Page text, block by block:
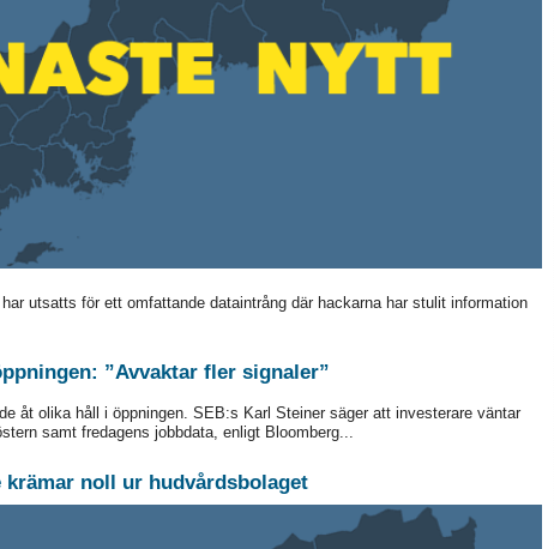
utsatts för ett omfattande dataintrång där hackarna har stulit information
”Avvaktar fler signaler”
åt olika håll i öppningen. SEB:s Karl Steiner säger att investerare väntar
samt fredagens jobbdata, enligt Bloomberg...
krämar noll ur hudvårdsbolaget